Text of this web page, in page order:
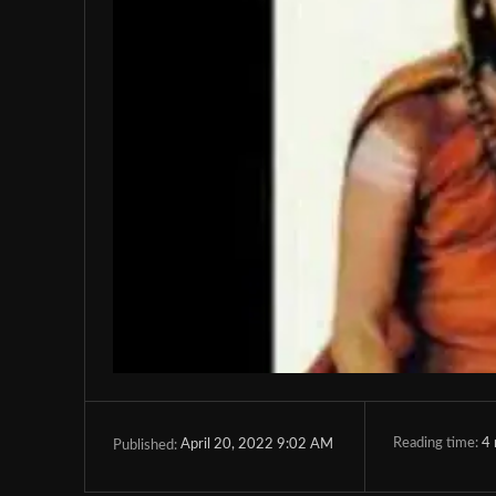
Published: April 20, 2022 9:02 AM Reading time: 4